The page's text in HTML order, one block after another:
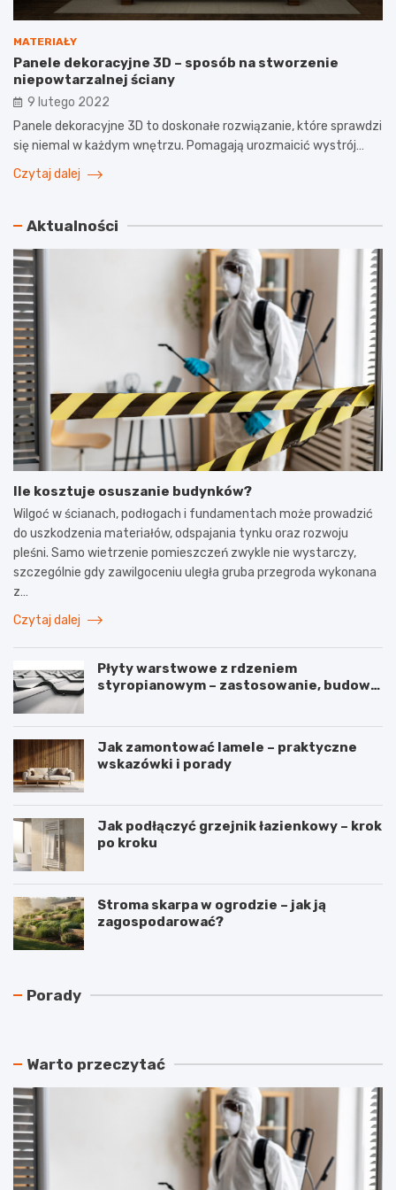
MATERIAŁY
Panele dekoracyjne 3D – sposób na stworzenie
niepowtarzalnej ściany
9 lutego 2022
Panele dekoracyjne 3D to doskonałe rozwiązanie, które sprawdzi
się niemal w każdym wnętrzu. Pomagają urozmaicić wystrój…
Czytaj dalej
Aktualności
Ile kosztuje osuszanie budynków?
Wilgoć w ścianach, podłogach i fundamentach może prowadzić
do uszkodzenia materiałów, odspajania tynku oraz rozwoju
pleśni. Samo wietrzenie pomieszczeń zwykle nie wystarczy,
szczególnie gdy zawilgoceniu uległa gruba przegroda wykonana
z…
Czytaj dalej
Płyty warstwowe z rdzeniem
styropianowym – zastosowanie, budowa
Jak zamontować lamele – praktyczne
wskazówki i porady
Jak podłączyć grzejnik łazienkowy – krok
po kroku
Stroma skarpa w ogrodzie – jak ją
zagospodarować?
Porady
a
ń
z
y
m
a
t
e
z
k
p
e
r
a
c
j
Warto przeczytać